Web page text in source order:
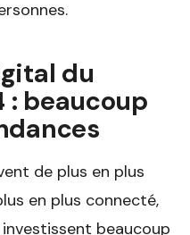
du
: beaucoup
de plus en plus
en plus connecté,
beaucoup